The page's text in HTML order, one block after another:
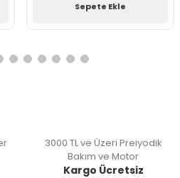
Sepete Ekle
3000 TL ve Üzeri Preiyodik
Bakım ve Motor
Kargo Ücretsiz